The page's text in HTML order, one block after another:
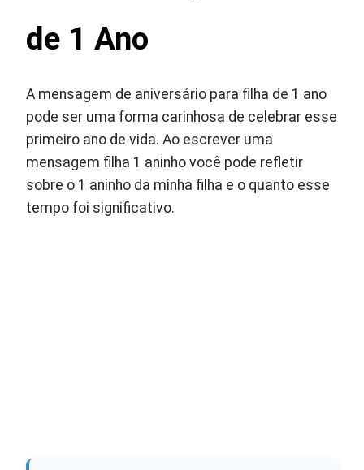
de 1 Ano
A mensagem de aniversário para filha de 1 ano
pode ser uma forma carinhosa de celebrar esse
primeiro ano de vida. Ao escrever uma
mensagem filha 1 aninho você pode refletir
sobre o 1 aninho da minha filha e o quanto esse
tempo foi significativo.